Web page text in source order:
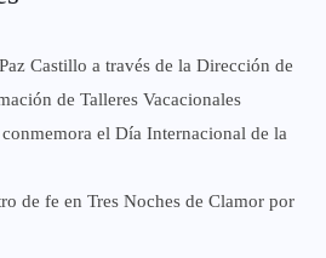
Castillo a través de la Dirección de
de Talleres Vacacionales
el Día Internacional de la
de fe en Tres Noches de Clamor por